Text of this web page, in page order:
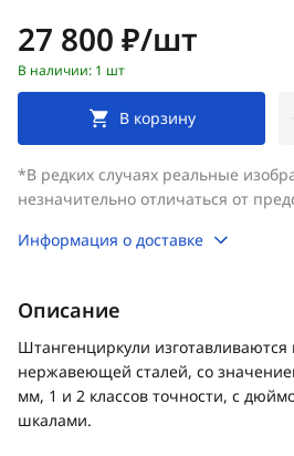
Цена:
27 800 ₽/шт
В наличии: 1 шт
В корзину
*В редких случаях реальные
незначительно отличаться от
Информация о доставке
Описание
Штангенциркули изготавливаются
нержавеющей сталей, со
мм, 1 и 2 классов точности, с
шкалами.